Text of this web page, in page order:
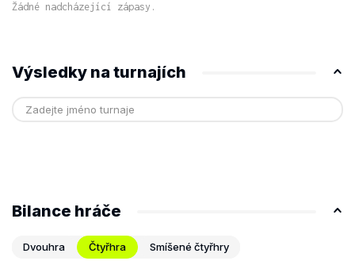
Žádné nadcházející zápasy.
Výsledky na turnajích
Bilance hráče
Dvouhra Čtyřhra Smíšené čtyřhry